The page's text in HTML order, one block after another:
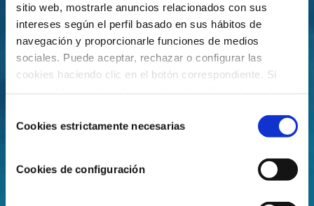
sitio web, mostrarle anuncios relacionados con sus
intereses según el perfil basado en sus hábitos de
navegación y proporcionarle funciones de medios
sociales. Puede aceptar, rechazar o configurar las
cookies haciendo clic en el botón correspondiente. Si
footer de este sitio web.
deCookies estrictamente necesarias
Cookies de configuración